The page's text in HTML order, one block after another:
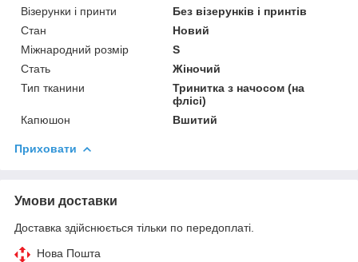
Візерунки і принти
Без візерунків і принтів
Стан
Новий
Міжнародний розмір
S
Стать
Жіночий
Тип тканини
Тринитка з начосом (на
флісі)
Капюшон
Вшитий
Приховати
Умови доставки
Доставка здійснюється тільки по передоплаті.
Нова Пошта